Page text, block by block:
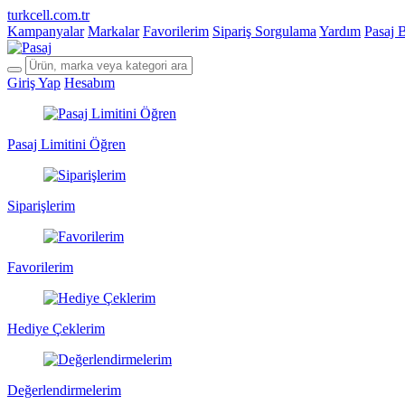
turkcell.com.tr
Kampanyalar Markalar Favorilerim Sipariş Sorgulama Yardım Pasaj
Giriş Yap Hesabım
Pasaj Limitini Öğren
Siparişlerim
Favorilerim
Hediye Çeklerim
Değerlendirmelerim